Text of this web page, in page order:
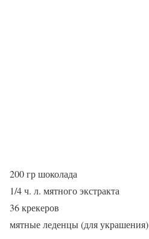
200 гр шоколада
1/4 ч. л. мятного экстракта
36 крекеров
мятные леденцы (для украшения)